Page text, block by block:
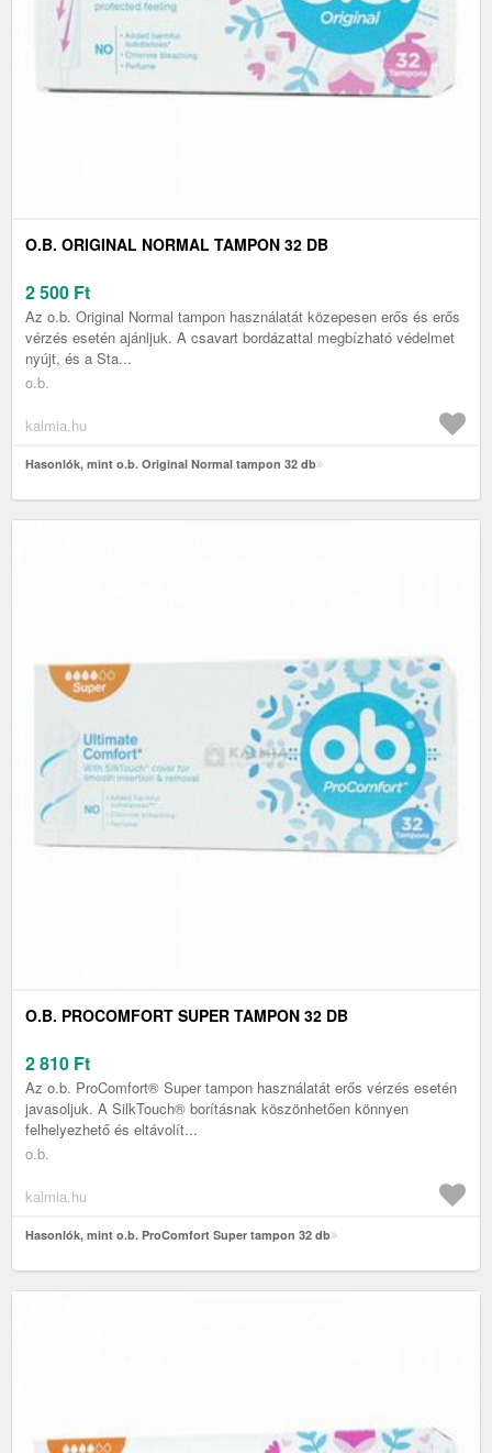
O.B. ORIGINAL NORMAL TAMPON 32 DB
2 500 Ft
Az o.b. Original Normal tampon használatát közepesen erős és erős
vérzés esetén ajánljuk. A csavart bordázattal megbízható védelmet
nyújt, és a Sta...
o.b.
kalmia.hu
Hasonlók, mint o.b. Original Normal tampon 32 db
O.B. PROCOMFORT SUPER TAMPON 32 DB
2 810 Ft
Az o.b. ProComfort® Super tampon használatát erős vérzés esetén
javasoljuk. A SilkTouch® borításnak köszönhetően könnyen
felhelyezhető és eltávolít...
o.b.
kalmia.hu
Hasonlók, mint o.b. ProComfort Super tampon 32 db